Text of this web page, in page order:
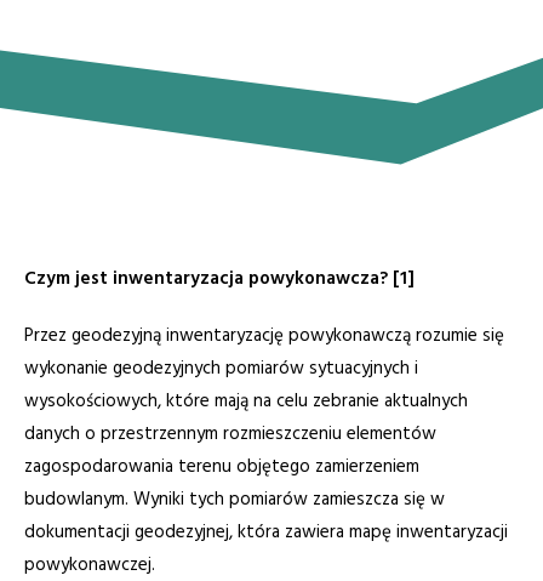
Czym jest inwentaryzacja powykonawcza? [1]
Przez geodezyjną inwentaryzację powykonawczą rozumie się
wykonanie geodezyjnych pomiarów sytuacyjnych i
wysokościowych, które mają na celu zebranie aktualnych
danych o przestrzennym rozmieszczeniu elementów
zagospodarowania terenu objętego zamierzeniem
budowlanym. Wyniki tych pomiarów zamieszcza się w
dokumentacji geodezyjnej, która zawiera mapę inwentaryzacji
powykonawczej.